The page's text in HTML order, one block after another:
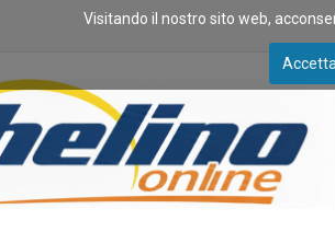
Visitando il nostro sito web,